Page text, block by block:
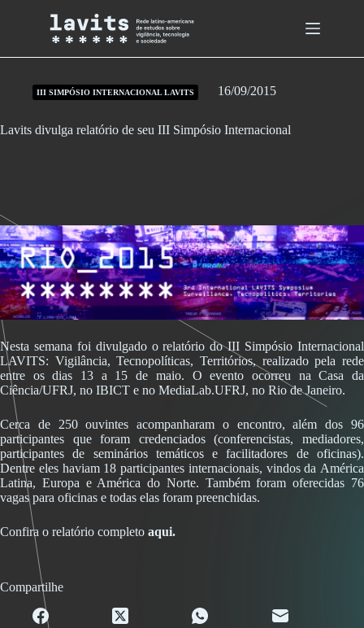
III SIMPÓSIO INTERNACIONAL LAVITS 16/09/2015
Lavits divulga relatório de seu III Simpósio Internacional
Nesta semana foi divulgado o relatório do III Simpósio Internacional
LAVITS: Vigilância, Tecnopolíticas, Territórios, realizado pela rede
entre os dias 13 a 15 de maio. O evento ocorreu na Casa da
Ciência/UFRJ, no IBICT e no MediaLab.UFRJ, no Rio de Janeiro.
Cerca de 250 ouvintes acompanharam o encontro, além dos 96
participantes que foram credenciados (conferencistas, mediadores,
participantes de seminários temáticos e facilitadores de oficinas).
Dentre eles haviam 18 participantes internacionais, vindos da América
Latina, Europa e América do Norte. Também foram oferecidas 76
vagas para oficinas e todas elas foram preenchidas.
Confira o relatório completo aqui.
Compartilhe